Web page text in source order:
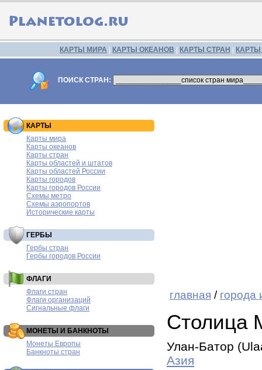
КАРТЫ МИРА КАРТЫ ОКЕАНОВ КАРТЫ СТРАН
ПОИСК СТРАН:
КАРТЫ
Карты мира
Карты океанов
Карты стран
Карты областей и штатов
Карты областей России
Карты городов
Карты городов России
Схемы метро
Схемы аэропортов
Исторические карты
ГЕРБЫ
Гербы стран
Гербы городов России
ФЛАГИ
Флаги стран
Флаги организаций
Сигнальные флаги
МОНЕТЫ И БАНКНОТЫ
Монеты Европы
Банкноты стран
главная / города
Столица
Улан-Батор
Азия